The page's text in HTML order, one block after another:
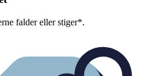
falder eller stiger*.